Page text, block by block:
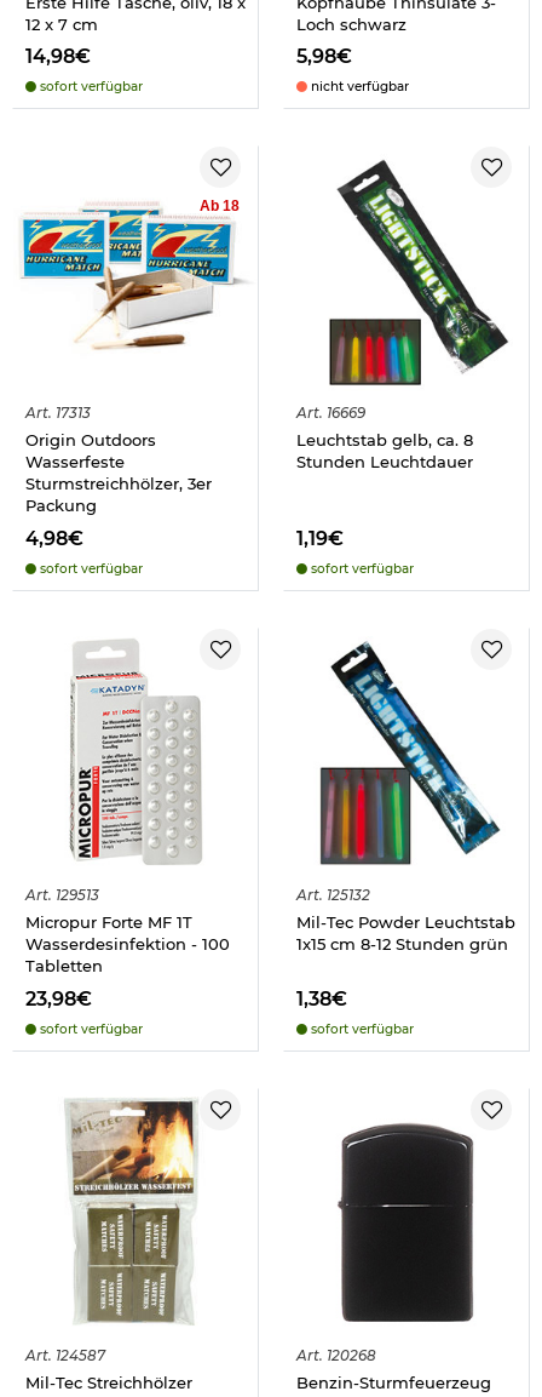
12 x 7 cm
14,98€
sofort verfügbar
Loch schwarz
5,98€
nicht verfügbar
Ab 18
Art. 17313
Origin Outdoors
Wasserfeste
Sturmstreichhölzer, 3er
Packung
4,98€
sofort verfügbar
Art. 16669
Leuchtstab gelb, ca. 8
Stunden Leuchtdauer
1,19€
sofort verfügbar
Art. 129513
Micropur Forte MF 1T
Wasserdesinfektion - 100
Tabletten
23,98€
sofort verfügbar
Art. 125132
Mil-Tec Powder Leuchtstab
1x15 cm 8-12 Stunden grün
1,38€
sofort verfügbar
Art. 124587
Mil-Tec Streichhölzer
Art. 120268
Benzin-Sturmfeuerzeug